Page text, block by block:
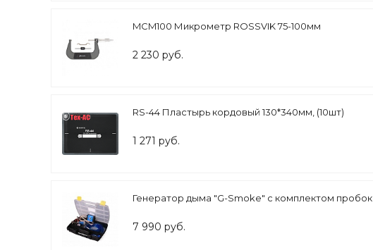
MCM100 Микрометр ROSSVIK 75-100мм
2 230 руб.
RS-44 Пластырь кордовый 130*340мм, (10шт)
1 271 руб.
Генератор дыма "G-Smoke" с комплектом пробок
7 990 руб.